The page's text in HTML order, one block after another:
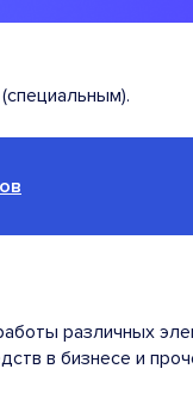
различных
в бизнесе и